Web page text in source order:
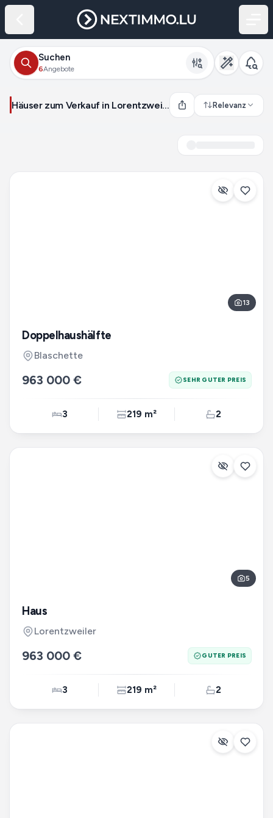
Suchen
6Angebote
Häuser zum Verkauf in Lorentzweiler (Luxemburg) Relevanz
13
Doppelhaushälfte
Blaschette
963 000 € SEHR GUTER PREIS
3 219 m² 2
5
Haus
Lorentzweiler
963 000 € GUTER PREIS
3 219 m² 2